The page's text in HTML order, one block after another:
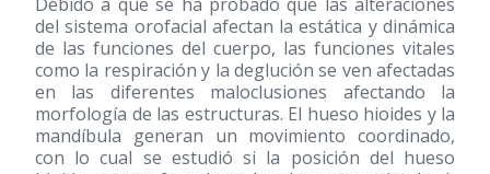
del sistema orofacial afectan la estática y dinámica
de las funciones del cuerpo, las funciones vitales
como la respiración y la deglución se ven afectadas
en las diferentes maloclusiones afectando la
morfología de las estructuras. El hueso hioides y la
mandíbula generan un movimiento coordinado,
con lo cual se estudió si la posición del hueso